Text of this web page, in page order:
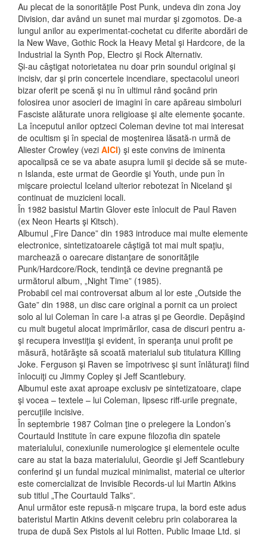
Au plecat de la sonorităţile Post Punk, undeva din zona Joy
Division, dar având un sunet mai murdar şi zgomotos. De-a
lungul anilor au experimentat-cochetat cu diferite abordări de
la New Wave, Gothic Rock la Heavy Metal şi Hardcore, de la
Industrial la Synth Pop, Electro şi Rock Alternativ.
Şi-au câştigat notorietatea nu doar prin soundul original şi
incisiv, dar şi prin concertele incendiare, spectacolul uneori
bizar oferit pe scenă şi nu în ultimul rând şocând prin
folosirea unor asocieri de imagini în care apăreau simboluri
Fasciste alăturate unora religioase şi alte elemente şocante.
La începutul anilor optzeci Coleman devine tot mai interesat
de ocultism şi în special de moştenirea lăsată-n urmă de
Aliester Crowley (vezi AICI) şi este convins de iminenta
apocalipsă ce se va abate asupra lumii şi decide să se mute-
n Islanda, este urmat de Geordie şi Youth, unde pun în
mişcare proiectul Iceland ulterior rebotezat în Niceland şi
continuat de muzicieni locali.
În 1982 basistul Martin Glover este înlocuit de Paul Raven
(ex Neon Hearts şi Kitsch).
Albumul „Fire Dance” din 1983 introduce mai multe elemente
electronice, sintetizatoarele câştigă tot mai mult spaţiu,
marchează o oarecare distanţare de sonorităţile
Punk/Hardcore/Rock, tendinţă ce devine pregnantă pe
următorul album, „Night Time” (1985).
Probabil cel mai controversat album al lor este „Outside the
Gate” din 1988, un disc care original a pornit ca un proiect
solo al lui Coleman în care l-a atras şi pe Geordie. Depăşind
cu mult bugetul alocat imprimărilor, casa de discuri pentru a-
şi recupera investiţia şi evident, în speranţa unui profit pe
măsură, hotărăşte să scoată materialul sub titulatura Killing
Joke. Ferguson şi Raven se împotrivesc şi sunt înlăturaţi fiind
înlocuiţi cu Jimmy Copley şi Jeff Scantlebury.
Albumul este axat aproape exclusiv pe sintetizatoare, clape
şi vocea – textele – lui Coleman, lipsesc riff-urile pregnate,
percuţiile incisive.
În septembrie 1987 Colman ţine o prelegere la London’s
Courtauld Institute în care expune filozofia din spatele
materialului, conexiunile numerologice şi elementele oculte
care au stat la baza materialului, Geordie şi Jeff Scantlebury
conferind şi un fundal muzical minimalist, material ce ulterior
este comercializat de Invisible Records-ul lui Martin Atkins
sub titlul „The Courtauld Talks”.
Anul următor este repusă-n mişcare trupa, la bord este adus
bateristul Martin Atkins devenit celebru prin colaborarea la
trupa de după Sex Pistols al lui Rotten, Public Image Ltd. şi